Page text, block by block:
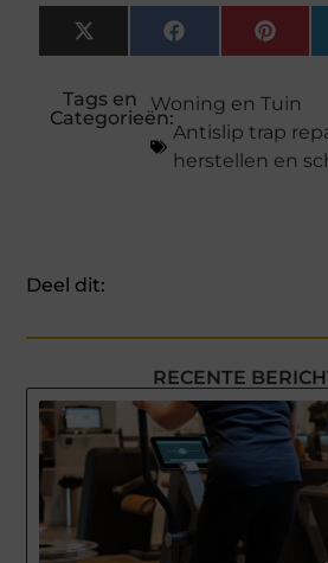
X
(Twitter)
Facebook
Tags en
Categorieën:
Woning en Tuin
Antislip trap
herstellen en
Deel dit:
RECENTE